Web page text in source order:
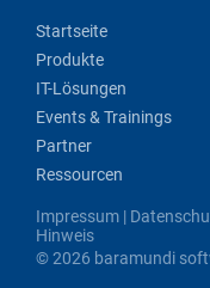
Startseite
Produkte
IT-Lösungen
Events & Trainings
Partner
Ressourcen
Impressum |
Hinweis
© 2026 baramundi